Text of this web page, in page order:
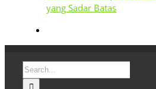
yang Sadar Batas
Search
for: